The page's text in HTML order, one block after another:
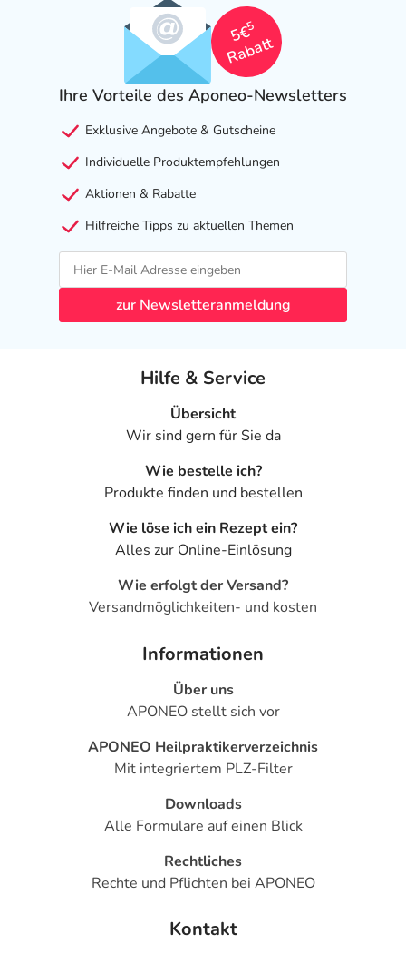
5€
5
Rabatt
Ihre Vorteile des Aponeo-Newsletters
Exklusive Angebote & Gutscheine
Individuelle Produktempfehlungen
Aktionen & Rabatte
Hilfreiche Tipps zu aktuellen Themen
zur Newsletteranmeldung
Hilfe & Service
Übersicht
Wir sind gern für Sie da
Wie bestelle ich?
Produkte finden und bestellen
Wie löse ich ein Rezept ein?
Alles zur Online-Einlösung
Wie erfolgt der Versand?
Versandmöglichkeiten- und kosten
Informationen
Über uns
APONEO stellt sich vor
APONEO Heilpraktikerverzeichnis
Mit integriertem PLZ-Filter
Downloads
Alle Formulare auf einen Blick
Rechtliches
Rechte und Pflichten bei APONEO
Kontakt